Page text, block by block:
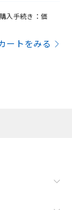
入手続き：価
ートをみる